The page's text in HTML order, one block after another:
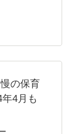
の保育
4月も
ポイント5